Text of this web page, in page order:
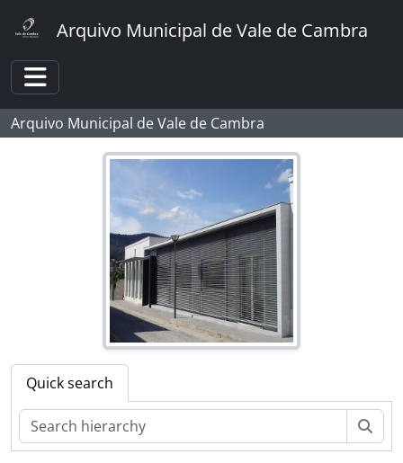
Arquivo Municipal de Vale de Cambra
Toggle navigation
Arquivo Municipal de Vale de Cambra
Quick search
[Fonds] Foto Sousa
[Part] CÂMARA MUNICIPAL